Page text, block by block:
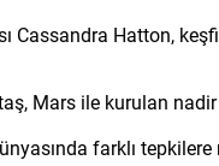
Cassandra Hatton,
taş, Mars ile kurulan
farklı